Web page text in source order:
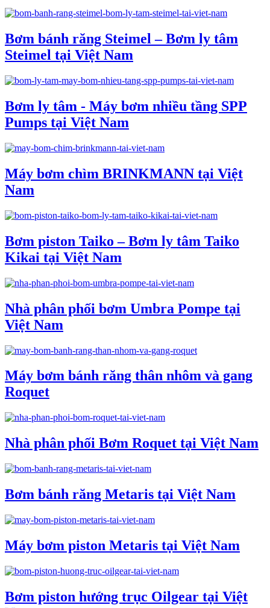
Bơm bánh răng Steimel – Bơm ly tâm
Steimel tại Việt Nam
Bơm ly tâm - Máy bơm nhiều tầng SPP
Pumps tại Việt Nam
Máy bơm chìm BRINKMANN tại Việt
Nam
Bơm piston Taiko – Bơm ly tâm Taiko
Kikai tại Việt Nam
Nhà phân phối bơm Umbra Pompe tại
Việt Nam
Máy bơm bánh răng thân nhôm và gang
Roquet
Nhà phân phối Bơm Roquet tại Việt Nam
Bơm bánh răng Metaris tại Việt Nam
Máy bơm piston Metaris tại Việt Nam
Bơm piston hướng trục Oilgear tại Việt